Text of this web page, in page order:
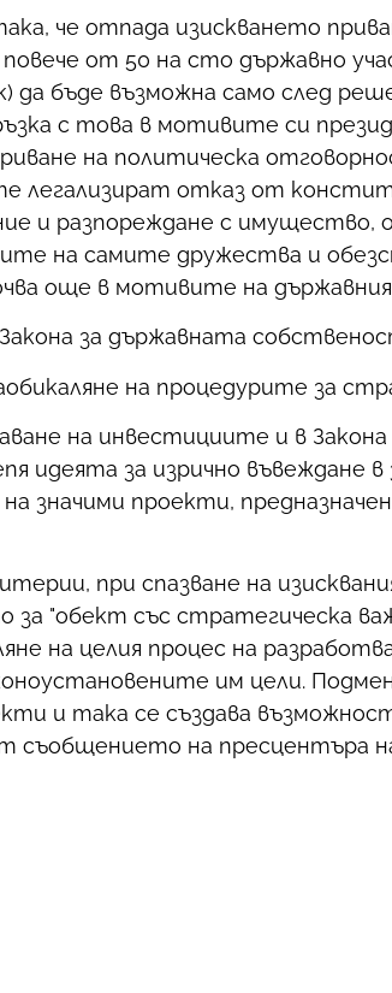
че отпада изискването
от 50 на сто държавно
да бъде възможна само след
с това в мотивите си
на политическа
легализират отказ от
и разпореждане с
на самите дружества и
още в мотивите на
за държавната
на процедурите за
на инвестициите и в Закона
идеята за изрично въвеждане в
значими проекти,
при спазване на
за "обект със стратегическа
на целия процес на
им цели.
и така се създава
на пресцентъра